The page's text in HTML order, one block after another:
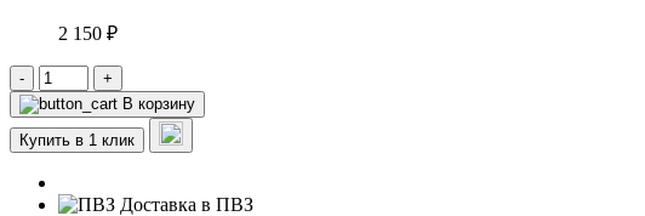
2 150 ₽
-
+
В корзину
Купить в 1 клик
Доставка в ПВЗ